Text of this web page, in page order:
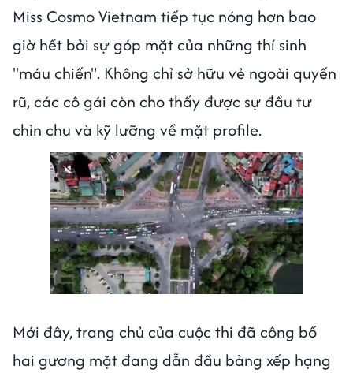
Miss Cosmo Vietnam tiếp tục nóng hơn bao
giờ hết bởi sự góp mặt của những thí sinh
"máu chiến". Không chỉ sở hữu vẻ ngoài quyến
rũ, các cô gái còn cho thấy được sự đầu tư
chỉn chu và kỹ lưỡng về mặt profile.
Mới đây, trang chủ của cuộc thi đã công bố
hai gương mặt đang dẫn đầu bảng xếp hạng